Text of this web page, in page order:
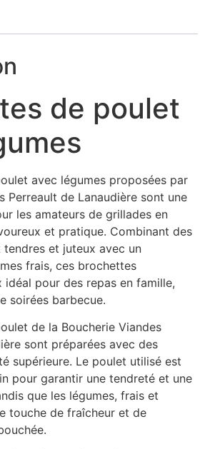
de poulet
avec légumes proposées par
Perreault de Lanaudière sont une
les amateurs de grillades en
et pratique. Combinant des
et juteux avec un
frais, ces brochettes
pour des repas en famille,
soirées barbecue.
de la Boucherie Viandes
sont préparées avec des
supérieure. Le poulet utilisé est
pour garantir une tendreté et une
que les légumes, frais et
touche de fraîcheur et de